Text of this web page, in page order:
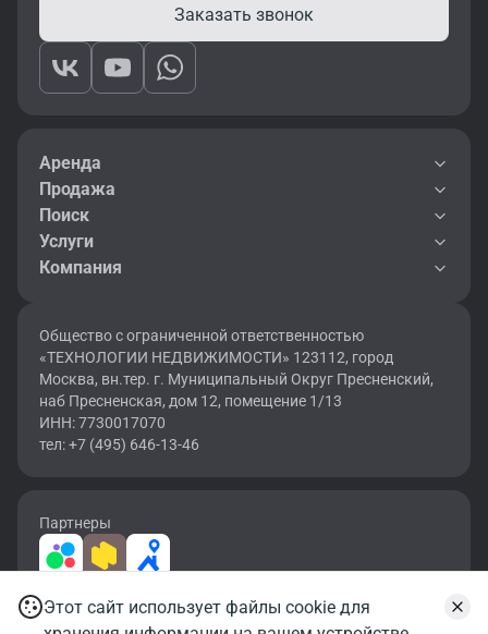
Заказать звонок
Аренда
Продажа
Поиск
Услуги
Компания
Общество с ограниченной ответственностью
«ТЕХНОЛОГИИ НЕДВИЖИМОСТИ» 123112, город
Москва, вн.тер. г. Муниципальный Округ Пресненский,
наб Пресненская, дом 12, помещение 1/13
ИНН: 7730017070
тел: +7 (495) 646-13-46
Партнеры
2026 © OF.RU | Все права защищены.
Этот сайт использует файлы cookie для